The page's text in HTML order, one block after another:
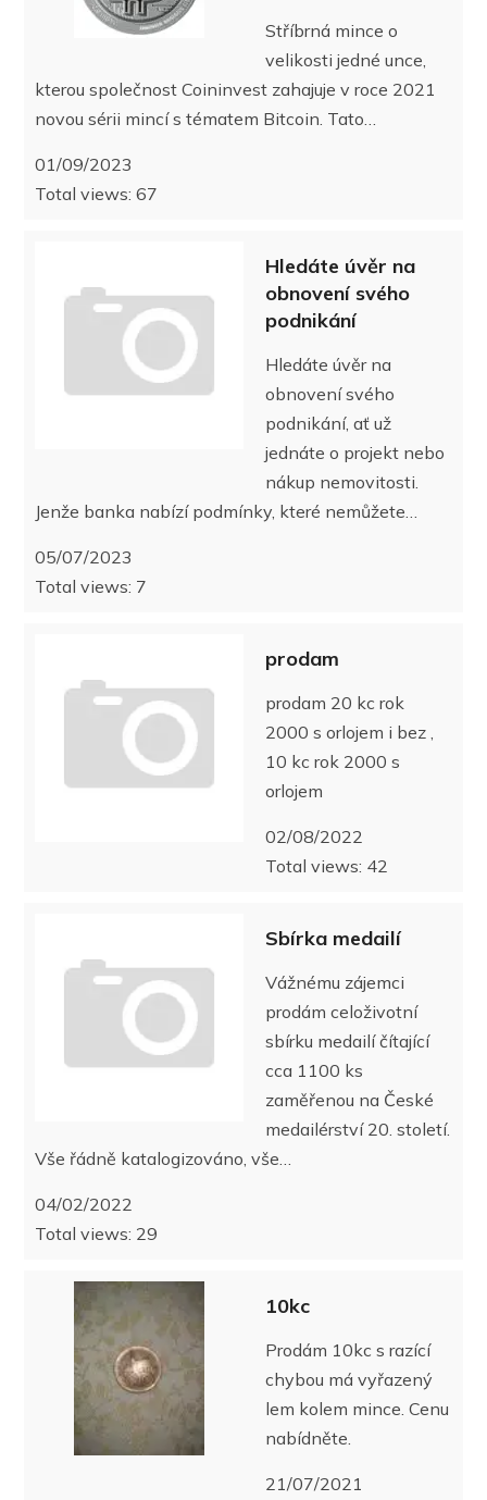
Stříbrná mince o
velikosti jedné unce,
kterou společnost Coininvest zahajuje v roce 2021
novou sérii mincí s tématem Bitcoin. Tato…
01/09/2023
Total views: 67
Hledáte úvěr na
obnovení svého
podnikání
Hledáte úvěr na
obnovení svého
podnikání, ať už
jednáte o projekt nebo
nákup nemovitosti.
Jenže banka nabízí podmínky, které nemůžete…
05/07/2023
Total views: 7
prodam
prodam 20 kc rok
2000 s orlojem i bez ,
10 kc rok 2000 s
orlojem
02/08/2022
Total views: 42
Sbírka medailí
Vážnému zájemci
prodám celoživotní
sbírku medailí čítající
cca 1100 ks
zaměřenou na České
medailérství 20. století.
Vše řádně katalogizováno, vše…
04/02/2022
Total views: 29
10kc
Prodám 10kc s razící
chybou má vyřazený
lem kolem mince. Cenu
nabídněte.
21/07/2021